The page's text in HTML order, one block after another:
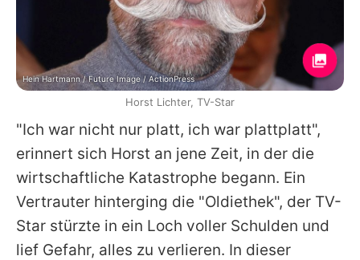
"Ich war nicht nur platt, ich war plattplatt",
erinnert sich Horst an jene Zeit, in der die
wirtschaftliche Katastrophe begann. Ein
Vertrauter hinterging die "Oldiethek", der TV-
Star stürzte in ein Loch voller Schulden und
lief Gefahr, alles zu verlieren. In dieser
Hein Hartmann / Future Image / ActionPress
Horst Lichter, TV-Star